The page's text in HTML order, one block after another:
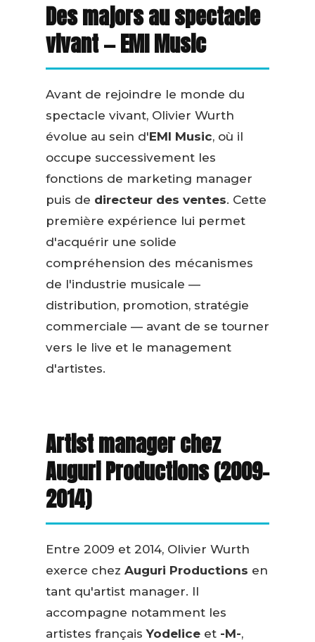
Des majors au spectacle
vivant — EMI Music
Avant de rejoindre le monde du
spectacle vivant, Olivier Wurth
évolue au sein d'EMI Music, où il
occupe successivement les
fonctions de marketing manager
puis de directeur des ventes. Cette
première expérience lui permet
d'acquérir une solide
compréhension des mécanismes
de l'industrie musicale —
distribution, promotion, stratégie
commerciale — avant de se tourner
vers le live et le management
d'artistes.
Artist manager chez
Auguri Productions (2009–
2014)
Entre 2009 et 2014, Olivier Wurth
exerce chez Auguri Productions en
tant qu'artist manager. Il
accompagne notamment les
artistes françaisYodeliceet -M-,